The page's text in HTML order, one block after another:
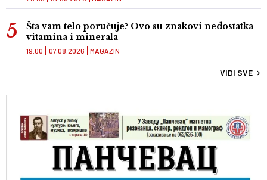
Šta vam telo poručuje? Ovo su znakovi nedostatka
vitamina i minerala
MAGAZIN
19:00 07.08.2026
VIDI SVE